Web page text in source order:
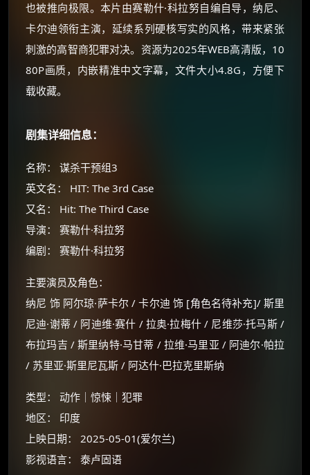
也被推向极限。本片由赛勒什·科拉努自编自导，纳尼、
卡尔迪领衔主演，延续系列硬核写实的风格，带来紧张
刺激的高智商犯罪对决。资源为2025年WEB高清版，10
80P画质，内嵌精准中文字幕，文件大小4.8G，方便下
载收藏。
剧集详细信息：
名称： 谋杀干预组3
英文名： HIT: The 3rd Case
又名： Hit: The Third Case
导演： 赛勒什·科拉努
编剧： 赛勒什·科拉努
主要演员及角色：
纳尼 饰 阿尔琼·萨卡尔 / 卡尔迪 饰 [角色名待补充]/ 斯里
尼迪·谢蒂 / 阿迪维·赛什 / 拉奥·拉梅什 / 尼维莎·托马斯 /
布拉玛吉 / 斯里纳特·马甘蒂 / 拉维·马里亚 / 阿迪尔·帕拉
/ 苏里亚·斯里尼瓦斯 / 阿达什·巴拉克里斯纳
类型： 动作｜惊悚｜犯罪
地区： 印度
上映日期： 2025-05-01(爱尔兰)
影视语言： 泰卢固语